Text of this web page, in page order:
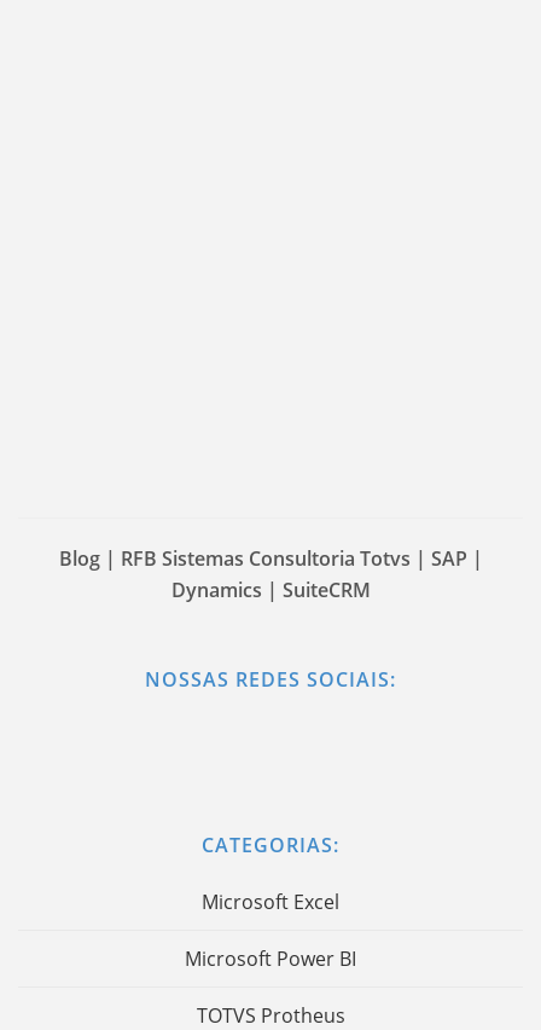
Blog | RFB Sistemas Consultoria Totvs | SAP |
Dynamics | SuiteCRM
NOSSAS REDES SOCIAIS:
CATEGORIAS:
Microsoft Excel
Microsoft Power BI
TOTVS Protheus